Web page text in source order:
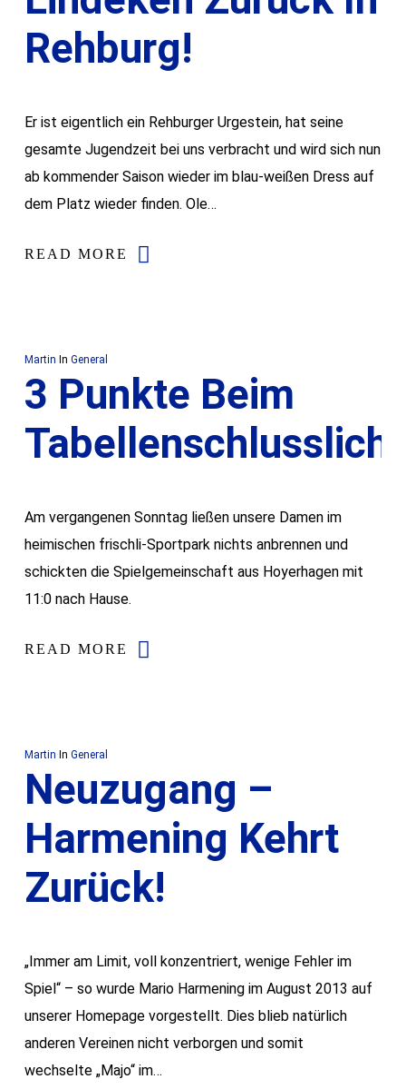
Rehburg!
Er ist eigentlich ein Rehburger Urgestein, hat seine
gesamte Jugendzeit bei uns verbracht und wird sich nun
ab kommender Saison wieder im blau-weißen Dress auf
dem Platz wieder finden. Ole…
READ MORE
Martin In General
3 Punkte Beim
Tabellenschlusslicht
Am vergangenen Sonntag ließen unsere Damen im
heimischen frischli-Sportpark nichts anbrennen und
schickten die Spielgemeinschaft aus Hoyerhagen mit
11:0 nach Hause.
READ MORE
Martin In General
Neuzugang –
Harmening Kehrt
Zurück!
„Immer am Limit, voll konzentriert, wenige Fehler im
Spiel“ – so wurde Mario Harmening im August 2013 auf
unserer Homepage vorgestellt. Dies blieb natürlich
anderen Vereinen nicht verborgen und somit
wechselte „Majo“ im…